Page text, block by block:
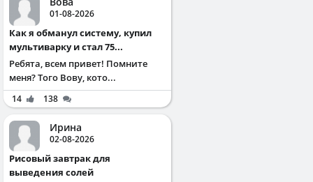
01-08-2026
Как я обманул систему, купил
мультиварку и стал 75...
Ребята, всем привет! Помните
меня? Того Вову, кото...
14 138
Ирина
02-08-2026
Рисовый завтрак для
выведения солей